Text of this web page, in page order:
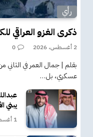
رأي
ذكرى الغزو العراقي
2 أغسطس، 2026 0
بقلم | جمال العمر في
عسكري، بل…
يبني
1 أغسطس، 2026